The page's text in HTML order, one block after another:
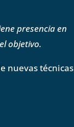
presencia en
objetivo.
nuevas técnicas